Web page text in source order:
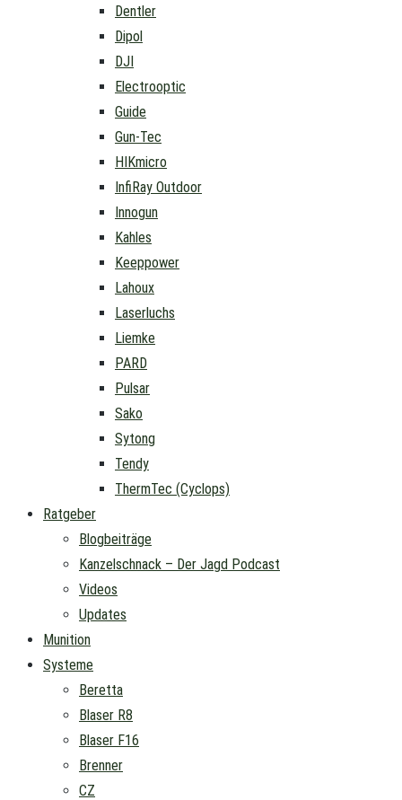
Dentler
Dipol
DJI
Electrooptic
Guide
Gun-Tec
HIKmicro
InfiRay Outdoor
Innogun
Kahles
Keeppower
Lahoux
Laserluchs
Liemke
PARD
Pulsar
Sako
Sytong
Tendy
ThermTec (Cyclops)
Ratgeber
Blogbeiträge
Kanzelschnack – Der Jagd Podcast
Videos
Updates
Munition
Systeme
Beretta
Blaser R8
Blaser F16
Brenner
CZ